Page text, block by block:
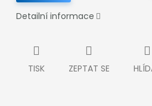
Detailní informace
TISK ZEPTAT SE